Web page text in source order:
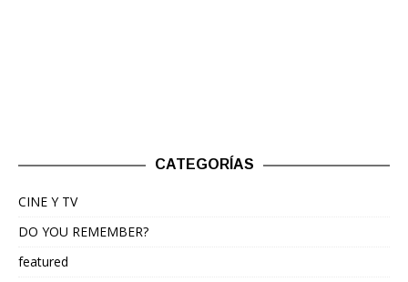
CATEGORÍAS
CINE Y TV
DO YOU REMEMBER?
featured